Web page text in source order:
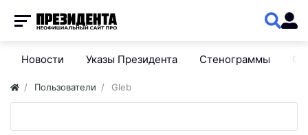
Новости Указы Президента Стенограммы
Пользователи Gleb